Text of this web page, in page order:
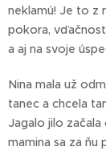
neklamú! Je to z
pokora,
a aj na svoje
Nina mala už
tanec a chcela
Jagalo jilo
mamina sa za ňu